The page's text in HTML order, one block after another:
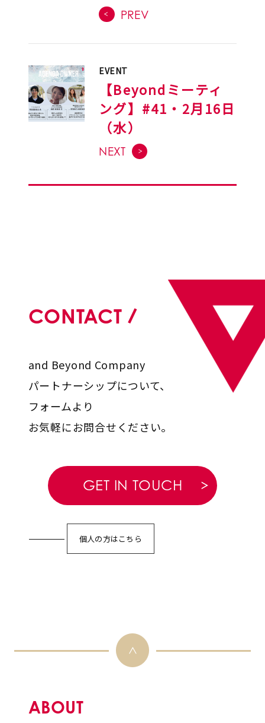
PREV
EVENT
【Beyondミーティ
ング】#41・2月16日
（水）
NEXT
CONTACT
and Beyond Company
パートナーシップについて、
フォームより
お気軽にお問合せください。
GET IN TOUCH
個人の方はこちら
ABOUT